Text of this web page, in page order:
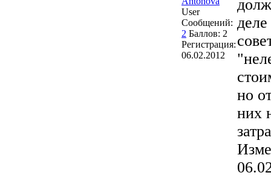
User
Сообщений:
2 Баллов: 2
Регистрация:
06.02.2012
но
них